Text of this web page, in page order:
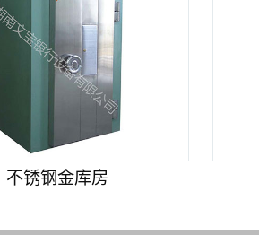
不锈钢金库房